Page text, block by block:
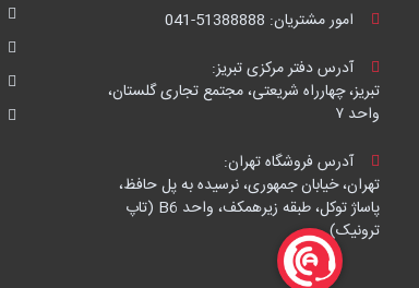
امور مشتریان: 041-51388888
آدرس دفتر مرکزی تبریز:
تبریز، چهارراه شریعتی، مجتمع تجاری گلستان،
واحد ۷
آدرس فروشگاه تهران:
تهران، خیابان جمهوری، نرسیده به پل حافظ،
پاساژ توکل، طبقه زیرهمکف، واحد B6 (تاپ
ترونیک)